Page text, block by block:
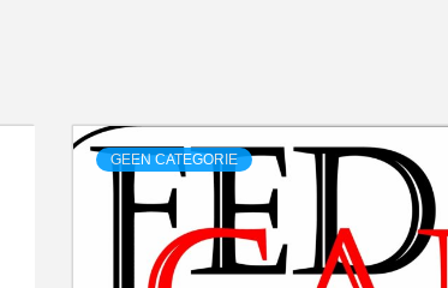
GEEN CATEGORIE